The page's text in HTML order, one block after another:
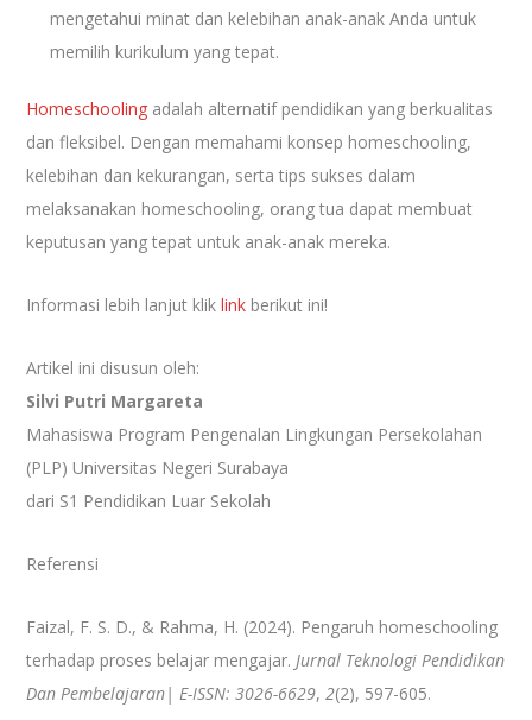
mengetahui minat dan kelebihan anak-anak Anda untuk
memilih kurikulum yang tepat.
Homeschooling adalah alternatif pendidikan yang berkualitas
dan fleksibel. Dengan memahami konsep homeschooling,
kelebihan dan kekurangan, serta tips sukses dalam
melaksanakan homeschooling, orang tua dapat membuat
keputusan yang tepat untuk anak-anak mereka.
Informasi lebih lanjut kliklink berikut ini!
Artikel ini disusun oleh:
Silvi Putri Margareta
Mahasiswa Program Pengenalan Lingkungan Persekolahan
(PLP) Universitas Negeri Surabaya
dari S1 Pendidikan Luar Sekolah
Referensi
Faizal, F. S. D., & Rahma, H. (2024). Pengaruh homeschooling
terhadap proses belajar mengajar.Jurnal Teknologi Pendidikan
Dan Pembelajaran| E-ISSN: 3026-6629,2(2), 597-605.